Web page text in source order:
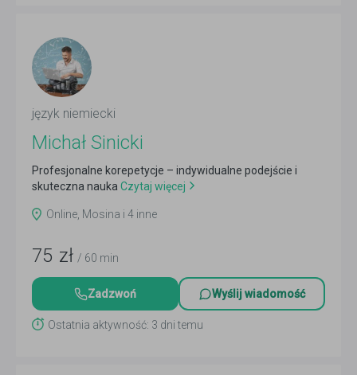
język niemiecki
Michał Sinicki
Profesjonalne korepetycje – indywidualne podejście i
skuteczna nauka Czytaj więcej
Online, Mosina i 4 inne
75 zł / 60 min
Zadzwoń Wyślij wiadomość
Ostatnia aktywność: 3 dni temu